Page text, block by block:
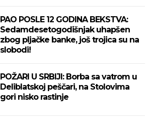
PAO POSLE 12 GODINA BEKSTVA:
Sedamdesetogodišnjak uhapšen
zbog pljačke banke, još trojica su na
slobodi!
POŽARI U SRBIJI: Borba sa vatrom u
Deliblatskoj peščari, na Stolovima
gori nisko rastinje